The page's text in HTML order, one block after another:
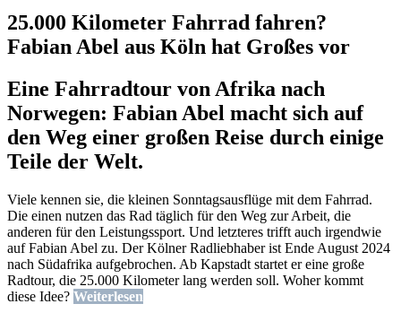
25.000 Kilometer Fahrrad fahren?
Fabian Abel aus Köln hat Großes vor
Eine Fahrradtour von Afrika nach
Norwegen: Fabian Abel macht sich auf
den Weg einer großen Reise durch einige
Teile der Welt.
Viele kennen sie, die kleinen Sonntagsausflüge mit dem Fahrrad.
Die einen nutzen das Rad täglich für den Weg zur Arbeit, die
anderen für den Leistungssport. Und letzteres trifft auch irgendwie
auf Fabian Abel zu. Der Kölner Radliebhaber ist Ende August 2024
nach Südafrika aufgebrochen. Ab Kapstadt startet er eine große
Radtour, die 25.000 Kilometer lang werden soll. Woher kommt
diese Idee? Weiterlesen